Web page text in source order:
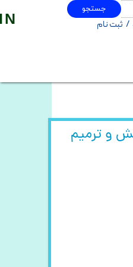
/ ثبت نام
جستجو
التیام بخش و ترمیم